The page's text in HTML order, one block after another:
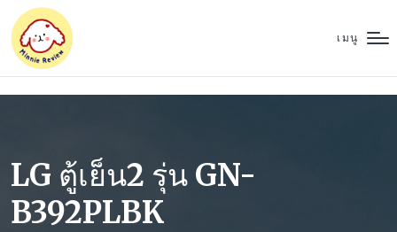
เมนู
LG ตู้เย็น2 รุ่น GN-
B392PLBK